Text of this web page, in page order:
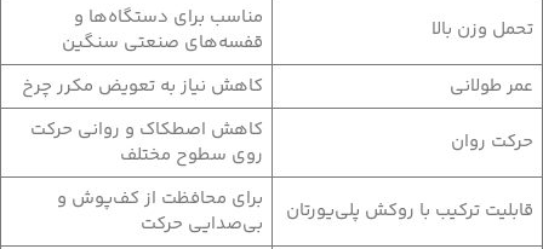
تحمل وزن بالا
مناسب برای دستگاه‌ها و
قفسه‌های صنعتی سنگین
عمر طولانی
کاهش نیاز به تعویض مکرر چرخ
حرکت روان
کاهش اصطکاک و روانی حرکت
روی سطوح مختلف
قابلیت ترکیب با روکش پلی‌یورتان
برای محافظت از کف‌پوش و
بی‌صدایی حرکت